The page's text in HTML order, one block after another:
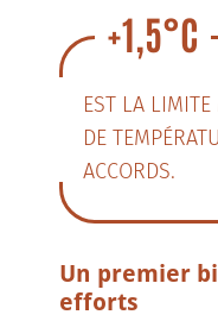
+1,5°C
EST LA
DE
ACCORDS.
Un premier
efforts